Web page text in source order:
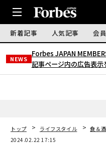
新着記事 人気記事 会
NEWS
Forbes JAPAN
記事ページ内の広告表
トップ ライフスタイル 食＆酒
2024.02.22 17:15